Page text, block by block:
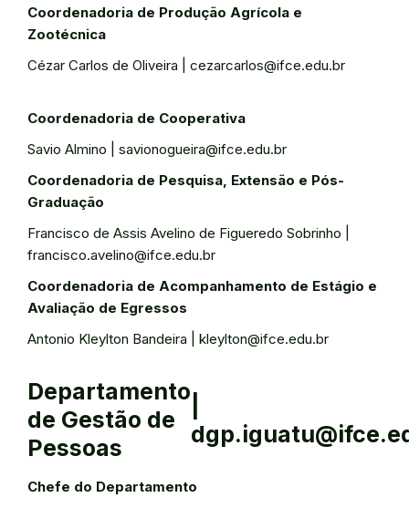
Coordenadoria de Produção Agrícola e
Zootécnica
Cézar Carlos de Oliveira | cezarcarlos@ifce.edu.br
Coordenadoria de Cooperativa
Savio Almino | savionogueira@ifce.edu.br
Coordenadoria de Pesquisa, Extensão e Pós-
Graduação
Francisco de Assis Avelino de Figueredo Sobrinho |
francisco.avelino@ifce.edu.br
Coordenadoria de Acompanhamento de Estágio e
Avaliação de Egressos
Antonio Kleylton Bandeira | kleylton@ifce.edu.br
Departamento
de Gestão de
Pessoas
Chefe do Departamento